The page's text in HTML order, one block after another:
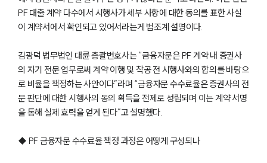
PF 대출 계약 다수에서 시행사가 세부 사항에 대한 동의를 표한 사실
이 계약서에서 확인되고 있어서라는게 법조계 설명이다.
김광덕 법무법인 대륜 총괄변호사는 “금융자문은 PF 계약 내 증권사
의 자기 전문 업무로써 계약 이행 및 착공 전 시행사와의 합의를 바탕으
로 비율을 책정하는 사안이다”라며 “금융자문 수수료율은 증권사의 전
문 판단에 대한 시행사의 동의 획득을 전제로 성립되며 이는 계약 서명
을 통해 실제 효력을 얻게 된다”고 설명했다.
◆ PF 금융자문 수수료율 책정 과정은 어떻게 구성되나